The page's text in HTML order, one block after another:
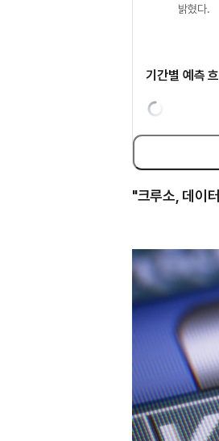
밝혔다.
기간별 예측
"크루소, 데이